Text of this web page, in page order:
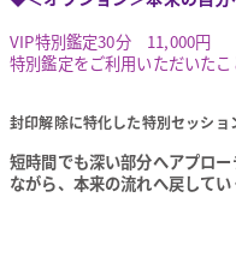
VIP特別鑑定30分 11,000円
特別鑑定をご利用いただいたこ
封印解除に特化した特別セッショ
短時間でも深い部分へアプロ
ながら、本来の流れへ戻してい